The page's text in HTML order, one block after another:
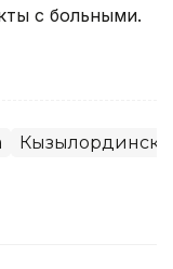
с больными.